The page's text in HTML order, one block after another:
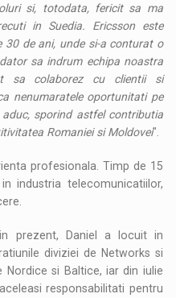
si, totodata, fericit sa ma
in Suedia. Ericsson este
30 de ani, unde si-a conturat o
sa indrum echipa noastra
sa colaborez cu clientii si
nenumaratele oportunitati pe
sporind astfel contributia
Romaniei si Moldovei".
profesionala. Timp de 15
industria telecomunicatiilor,
prezent, Daniel a locuit in
diviziei de Networks si
Nordice si Baltice, iar din iulie
responsabilitati pentru